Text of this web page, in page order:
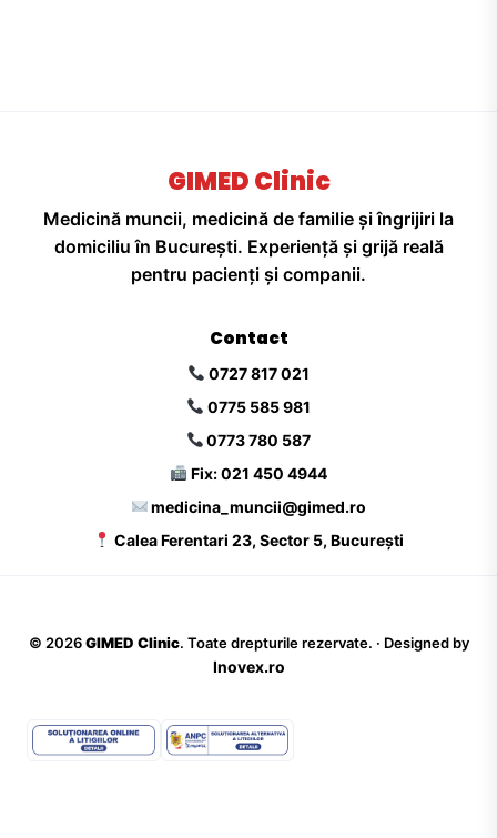
GIMED Clinic
Medicină muncii, medicină de familie și îngrijiri la
domiciliu în București. Experiență și grijă reală
pentru pacienți și companii.
Contact
0727 817 021
0775 585 981
0773 780 587
Fix: 021 450 4944
medicina_muncii@gimed.ro
Calea Ferentari 23, Sector 5, București
© 2026 GIMED Clinic. Toate drepturile rezervate. · Designed by
Inovex.ro